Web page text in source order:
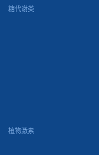
糖代谢类
植物激素